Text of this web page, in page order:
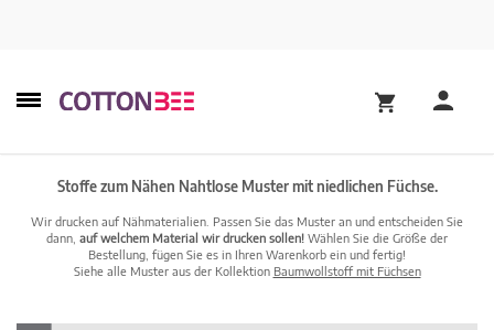
Stoffe zum Nähen Nahtlose Muster mit niedlichen Füchse.
Wir drucken auf Nähmaterialien. Passen Sie das Muster an und entscheiden Sie
dann, auf welchem Material wir drucken sollen! Wählen Sie die Größe der
Bestellung, fügen Sie es in Ihren Warenkorb ein und fertig!
Siehe alle Muster aus der Kollektion Baumwollstoff mit Füchsen